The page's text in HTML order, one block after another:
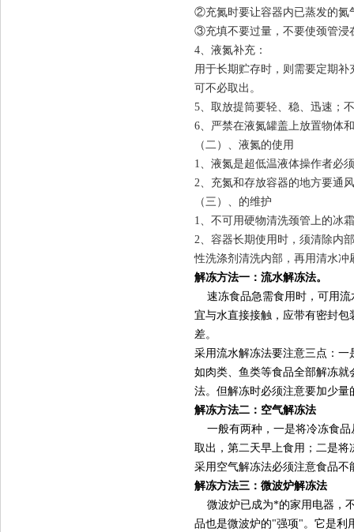
②充氮时要让容器内已蒸发的氮
③充填不要过量，不要使颈管浸
4、液氮补充：
用于长期贮存时，则需要定期
可不必取出。
5、取放提筒要轻、稳、迅速；
6、严禁在液氮罐盖上放置物体
（二）、液氮的使用
1、液氮是超低温液体操作者必
2、充氮和存放容器的地方要通
（三）、 的维护
1、不可用硬物清洗颈管上的冰
2、容器长期使用时，须清除内
性洗涤剂清洗内部，再用清水
解冻方法一：流水解冻法。
速冻食品急需食用时，可用流
宜与水直接接触，应带有密封
差。
采用流水解冻法要注意三点：
如肉类、鱼类等食品全部解冻
法。但解冻时必须注意要加少
解冻方法二：空气解冻法
一般有两种，一是将冷冻食品
取出，第二天早上食用；二是
采用空气解冻法必须注意食品
解冻方法三：微波炉解冻法
微波炉已成为*的家用电器，
品也是微波炉的"强项"。它是利